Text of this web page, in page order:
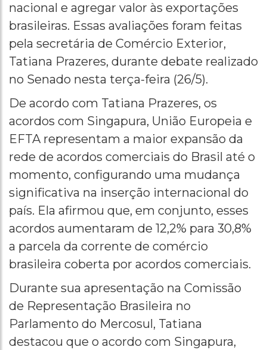
nacional e agregar valor às exportações
brasileiras. Essas avaliações foram feitas
pela secretária de Comércio Exterior,
Tatiana Prazeres, durante debate realizado
no Senado nesta terça-feira (26/5).
De acordo com Tatiana Prazeres, os
acordos com Singapura, União Europeia e
EFTA representam a maior expansão da
rede de acordos comerciais do Brasil até o
momento, configurando uma mudança
significativa na inserção internacional do
país. Ela afirmou que, em conjunto, esses
acordos aumentaram de 12,2% para 30,8%
a parcela da corrente de comércio
brasileira coberta por acordos comerciais.
Durante sua apresentação na Comissão
de Representação Brasileira no
Parlamento do Mercosul, Tatiana
destacou que o acordo com Singapura,